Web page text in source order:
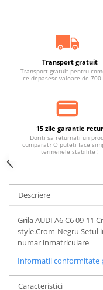
Transport gratuit
Transport gratuit pentru
ce depasesc valoare de 700
15 zile garantie retur
Doriti sa returnati un
cumparat? O puteti face
termenele stabilite !
Descriere
Grila AUDI A6 C6 09-11
style.Crom-Negru Setul
numar inmatriculare
Informatii conformitate
Caracteristici